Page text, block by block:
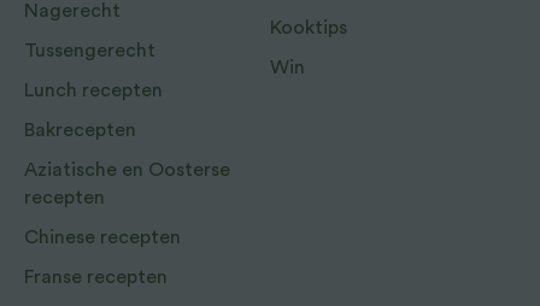
Nagerecht
Tussengerecht
Lunch recepten
Bakrecepten
Aziatische en Oosterse
recepten
Chinese recepten
Franse recepten
Kooktips
Win